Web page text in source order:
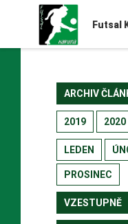
Futsal
ARCHIV
2019 2020
LEDEN
PROSINEC
VZESTUPNĚ